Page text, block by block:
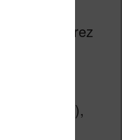
trouverez
vidéo
un écran
même),
: